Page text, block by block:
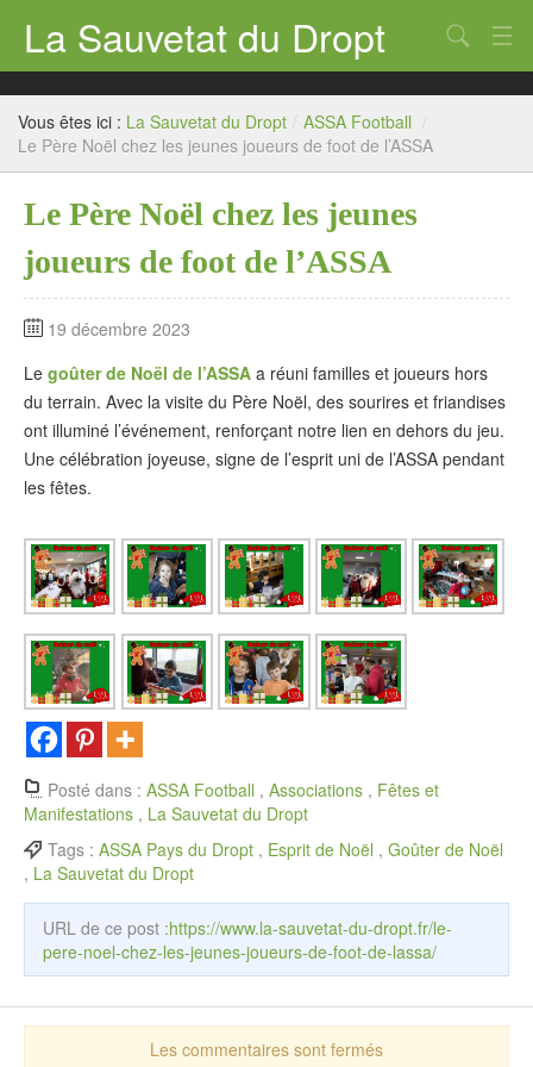
La Sauvetat du Dropt
Accueil
Mairie
Archives
Agenda 2026
Contact
Chercher
Vous êtes ici : La Sauvetat du Dropt / ASSA Football /
Le Père Noël chez les jeunes joueurs de foot de l’ASSA
Le Père Noël chez les jeunes
joueurs de foot de l’ASSA
19 décembre 2023
Le goûter de Noël de l’ASSA a réuni familles et joueurs hors
du terrain. Avec la visite du Père Noël, des sourires et friandises
ont illuminé l’événement, renforçant notre lien en dehors du jeu.
Une célébration joyeuse, signe de l’esprit uni de l’ASSA pendant
les fêtes.
Posté dans : ASSA Football , Associations , Fêtes et
Manifestations , La Sauvetat du Dropt
Tags : ASSA Pays du Dropt , Esprit de Noël , Goûter de Noël
, La Sauvetat du Dropt
URL de ce post :https://www.la-sauvetat-du-dropt.fr/le-
pere-noel-chez-les-jeunes-joueurs-de-foot-de-lassa/
Les commentaires sont fermés